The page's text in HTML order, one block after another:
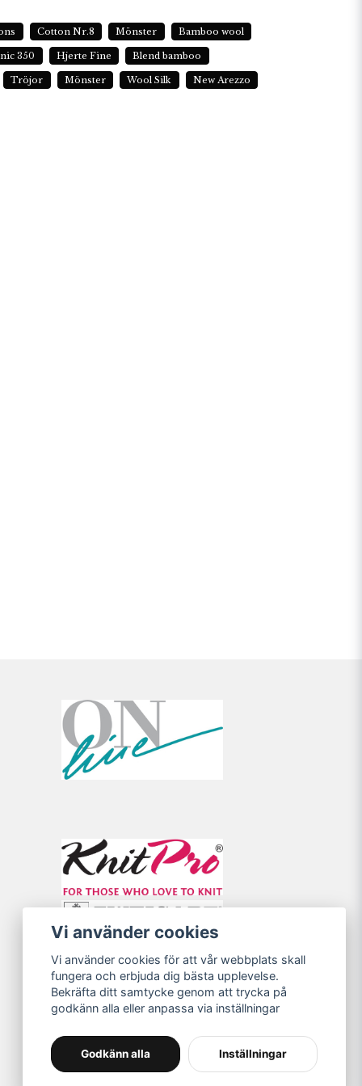
Cotton Nr.8 Mönster Bamboo wool
350 Hjerte Fine Blend bamboo
Tröjor Mönster Wool Silk New Arezzo
Vi använder cookies
Vi använder cookies för att vår webbplats skall
fungera och erbjuda dig bästa upplevelse.
Bekräfta ditt samtycke genom att trycka på
godkänn alla eller anpassa via inställningar
Godkänn alla Inställningar